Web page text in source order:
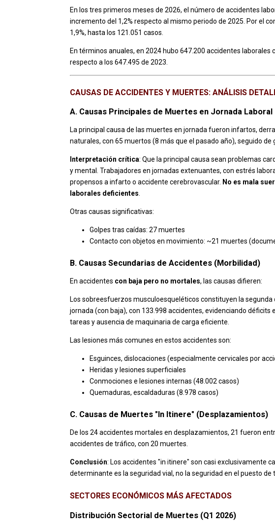
En los tres primeros meses de 2026, el número de accidentes
incremento del 1,2% respecto al mismo periodo de 2025. Por el
1,9%, hasta los 121.051 casos.
En términos anuales, en 2024 hubo 647.200 accidentes
respecto a los 647.495 de 2023.
CAUSAS DE ACCIDENTES Y MUERTES: ANÁLISIS
A. Causas Principales de Muertes en Jornada Laboral
La principal causa de las muertes en jornada fueron infartos,
naturales, con 65 muertos (8 más que el pasado año), seguido de
Interpretación crítica: Que la principal causa sean problemas
y mental. Trabajadores en jornadas extenuantes, con estrés
propensos a infarto o accidente cerebrovascular. No es mala
laborales deficientes
Otras causas significativas:
Golpes tras caídas: 27 muertes
Contacto con objetos en movimiento: ~21 muertes
B. Causas Secundarias de Accidentes (Morbilidad)
En accidentes con baja pero no mortales, las causas difieren:
Los sobreesfuerzos musculoesqueléticos constituyen la
jornada (con baja), con 133.998 accidentes, evidenciando
tareas y ausencia de maquinaria de carga eficiente.
Las lesiones más comunes en estos accidentes son:
Esguinces, dislocaciones (especialmente cervicales por
Heridas y lesiones superficiales
Conmociones e lesiones internas (48.002 casos)
Quemaduras, escaldaduras (8.978 casos)
C. Causas de Muertes "In Itinere" (Desplazamientos)
De los 24 accidentes mortales en desplazamientos, 21 fueron
accidentes de tráfico, con 20 muertes.
Conclusión: Los accidentes "in itinere" son casi exclusivamente
determinante es la seguridad vial, no la seguridad en el puesto de
SECTORES ECONÓMICOS MÁS AFECTADOS
Distribución Sectorial de Muertes (Q1 2026)